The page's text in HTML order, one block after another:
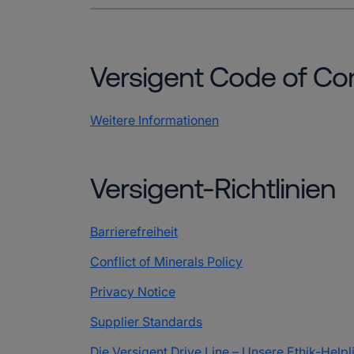
Versigent Code of
Weitere Informationen
Versigent-Richtlinien
Barrierefreiheit
Conflict of Minerals Policy
Privacy Notice
Supplier Standards